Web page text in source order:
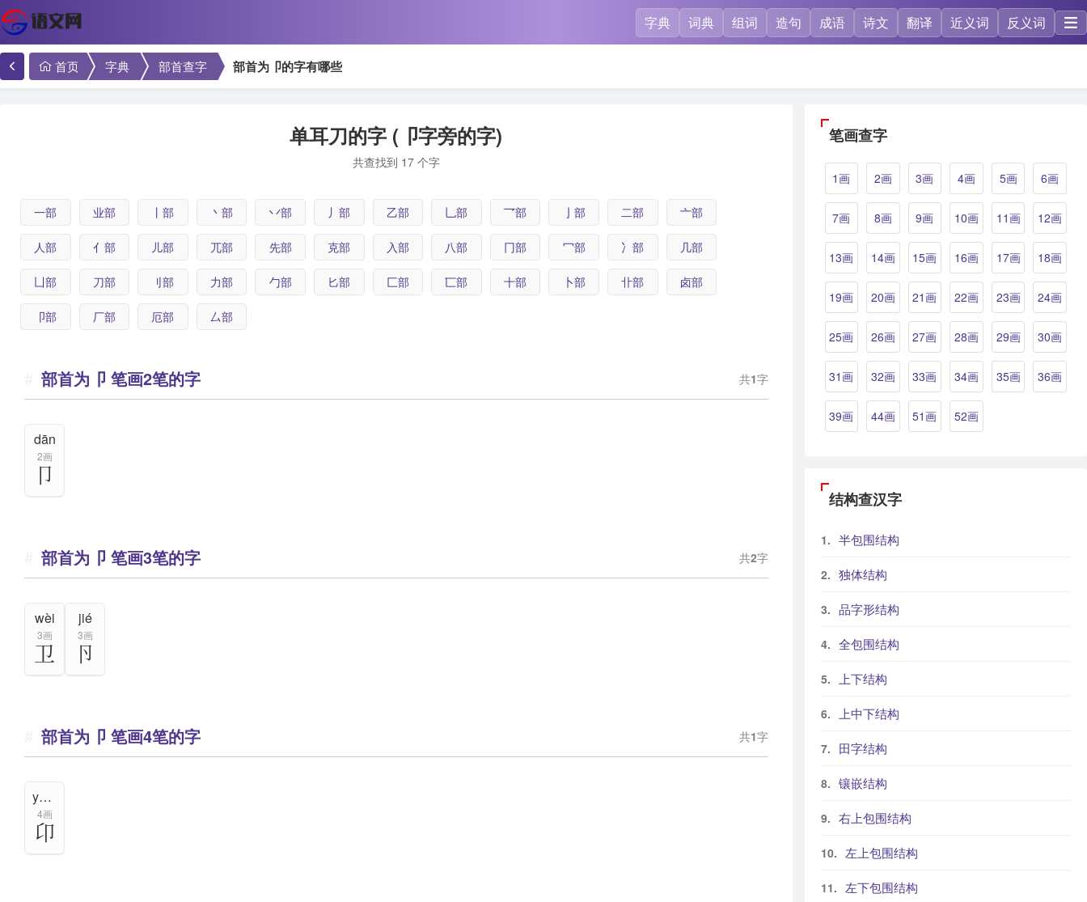
字典 词典 组词 造句 成语 诗文 翻译 近义词 反义词
首页 字典 部首查字 部首为卩的字有哪些
笔画查字
1画 2画 3画 4画 5画 6画
7画 8画 9画 10画 11画 12画
13画 14画 15画 16画 17画 18画
19画 20画 21画 22画 23画 24画
25画 26画 27画 28画 29画 30画
31画 32画 33画 34画 35画 36画
39画 44画 51画 52画
结构查汉字
半包围结构
独体结构
品字形结构
全包围结构
上下结构
上中下结构
田字结构
镶嵌结构
右上包围结构
左上包围结构
左下包围结构
单耳刀的字 (卩字旁的字)
共查找到 17 个字
一部 业部 丨部 丶部 丷部 丿部 乙部 乚部 乛部 亅部 二部 亠部
人部 亻部 儿部 兀部 先部 克部 入部 八部 冂部 冖部 冫部 几部
凵部 刀部 刂部 力部 勹部 匕部 匚部 匸部 十部 卜部 卝部 卤部
卩部 厂部 厄部 厶部
部首为卩 笔画2笔的字 共1字
dān
2画
卩
部首为卩 笔画3笔的字 共2字
wèi
3画
卫
jié
3画
卪
部首为卩 笔画4笔的字 共1字
yǎng,áng
4画
卬